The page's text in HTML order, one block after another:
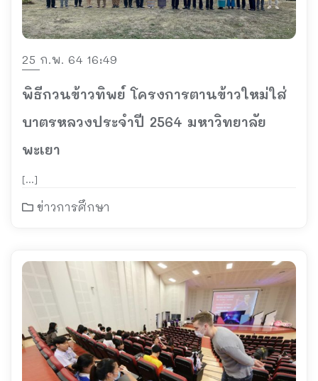
25 ก.พ. 64 16:49
พิธีกวนข้าวทิพย์ โครงการตานข้าวใหม่ใส่
บาตรหลวงประจำปี 2564 มหาวิทยาลัย
พะเยา
[…]
ข่าวการศึกษา